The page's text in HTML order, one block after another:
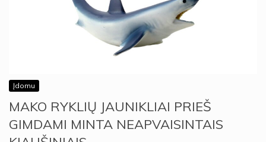
Įdomu
MAKO RYKLIŲ JAUNIKLIAI PRIEŠ
GIMDAMI MINTA NEAPVAISINTAIS